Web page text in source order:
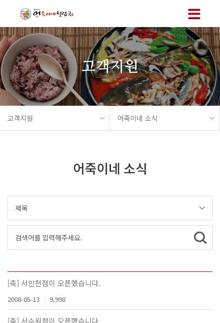
메뉴 바로가기
고객지원
고객지원 어죽이네 소식
어죽이네 소식
[축] 서인천점이 오픈했습니다.
2008-05-13 9,998
[축] 서수원점이 오픈했습니다.